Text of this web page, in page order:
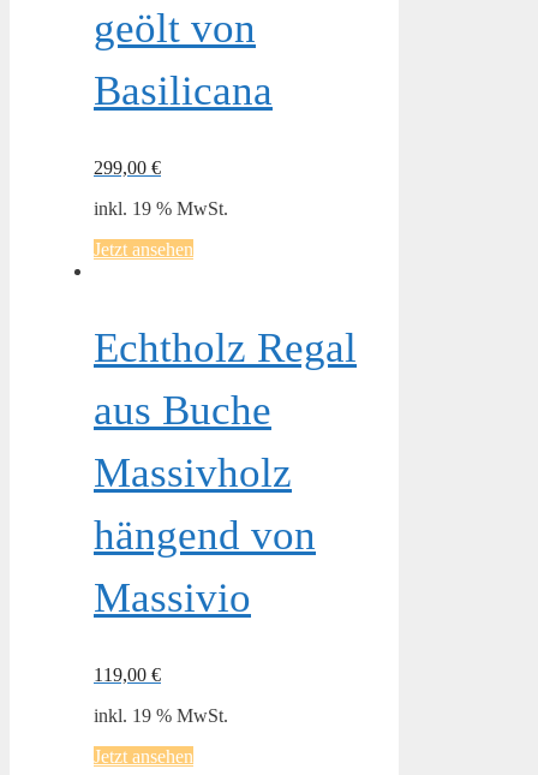
geölt von
Basilicana
299,00 €
inkl. 19 % MwSt.
Jetzt ansehen
Echtholz Regal
aus Buche
Massivholz
hängend von
Massivio
119,00 €
inkl. 19 % MwSt.
Jetzt ansehen